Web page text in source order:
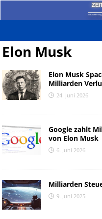
Das News-
Elon Musk
Elon Musk
Milliarden
24. Juni 2026
Google zahlt
von Elon Musk
6. Juni 2026
Milliarden
9. Juni 2025